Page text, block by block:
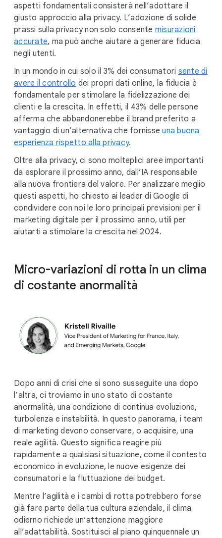
aspetti fondamentali consisterà nell’adottare il
giusto approccio alla privacy. L’adozione di solide
prassi sulla privacy non solo consente misurazioni
accurate, ma può anche aiutare a generare fiducia
negli utenti.
In un mondo in cui solo il 3% dei consumatori sente di
avere il controllo dei propri dati online, la fiducia è
fondamentale per stimolare la fidelizzazione dei
clienti e la crescita. In effetti, il 43% delle persone
afferma che abbandonerebbe il brand preferito a
vantaggio di un’alternativa che fornisseuna buona
esperienza rispetto alla privacy.
Oltre alla privacy, ci sono molteplici aree importanti
da esplorare il prossimo anno, dall’IA responsabile
alla nuova frontiera del valore. Per analizzare meglio
questi aspetti, ho chiesto ai leader di Google di
condividere con noi le loro principali previsioni per il
marketing digitale per il prossimo anno, utili per
aiutarti a stimolare la crescita nel 2024.
Micro-variazioni di rotta in un clima
di costante anormalità
Dopo anni di crisi che si sono susseguite una dopo
l’altra, ci troviamo in uno stato di costante
anormalità, una condizione di continua evoluzione,
turbolenza e instabilità. In questo panorama, i team
di marketing devono conservare, o acquisire, una
reale agilità. Questo significa reagire più
rapidamente a qualsiasi situazione, come il contesto
economico in evoluzione, le nuove esigenze dei
consumatori e la fluttuazione dei budget.
Mentre l’agilità e i cambi di rotta potrebbero forse
già fare parte della tua cultura aziendale, il clima
odierno richiede un’attenzione maggiore
all’adattabilità. Sostituisci al piano quinquennale un